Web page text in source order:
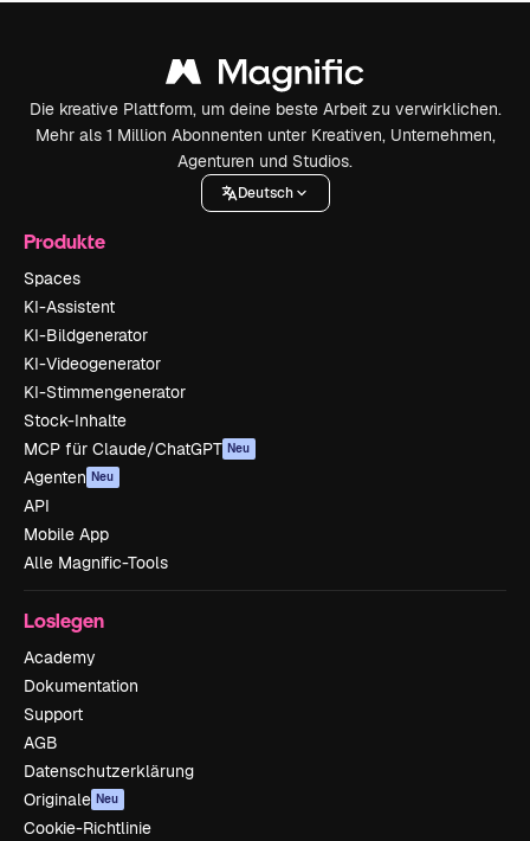
Die kreative Plattform, um deine beste Arbeit zu verwirklichen.
Mehr als 1 Million Abonnenten unter Kreativen, Unternehmen,
Agenturen und Studios.
Deutsch
Produkte
Spaces
KI-Assistent
KI-Bildgenerator
KI-Videogenerator
KI-Stimmengenerator
Stock-Inhalte
MCP für Claude/ChatGPT Neu
Agenten Neu
API
Mobile App
Alle Magnific-Tools
Loslegen
Academy
Dokumentation
Support
AGB
Datenschutzerklärung
Originale Neu
Cookie-Richtlinie